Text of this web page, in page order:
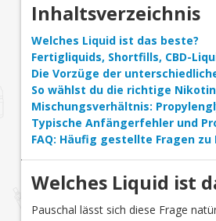
Inhaltsverzeichnis
Welches Liquid ist das beste?
Fertigliquids, Shortfills, CBD-
Die Vorzüge der
So wählst du die richtige
Mischungsverhältnis:
Typische Anfängerfehler und
FAQ: Häufig gestellte Fragen zu
Welches Liquid ist
Pauschal lässt sich diese Frage